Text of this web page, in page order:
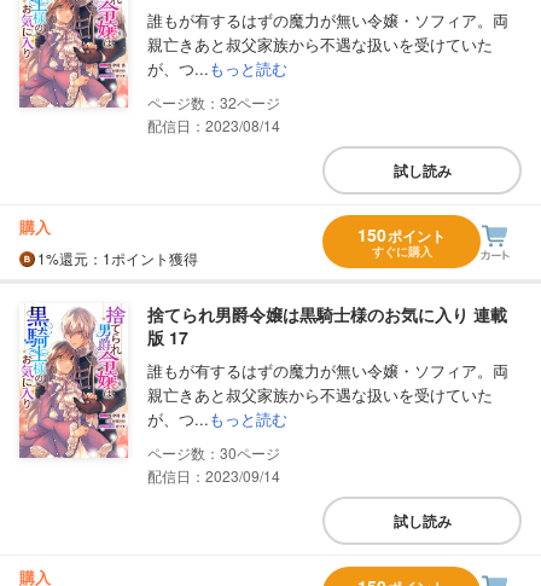
誰もが有するはずの魔力が無い令嬢・ソフィア。両
親亡きあと叔父家族から不遇な扱いを受けていた
が、つ...もっと読む
32
配信日：2023/08/14
試し読み
購入
1%還元 ：1ポイント獲得
150ポイント
すぐに購入
捨てられ男爵令嬢は黒騎士様のお気に入り 連載
版 17
誰もが有するはずの魔力が無い令嬢・ソフィア。両
親亡きあと叔父家族から不遇な扱いを受けていた
が、つ...もっと読む
30
配信日：2023/09/14
試し読み
購入